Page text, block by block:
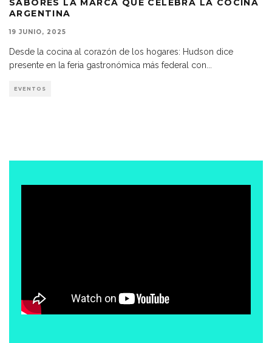
SABORES LA MARCA QUE CELEBRA LA COCINA
ARGENTINA
19 JUNIO, 2025
Desde la cocina al corazón de los hogares: Hudson dice
presente en la feria gastronómica más federal con
EVENTOS